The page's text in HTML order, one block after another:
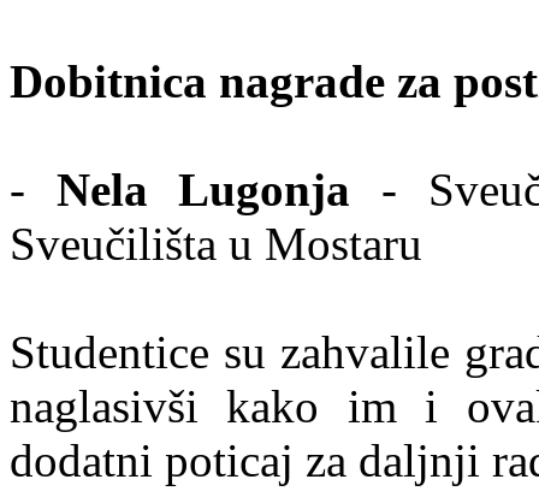
Dobitnica nagrade za
- Nela Lugonja -
Sveučilišta u Mostaru
Studentice su zahvalile
naglasivši kako im i
dodatni poticaj za daljnji